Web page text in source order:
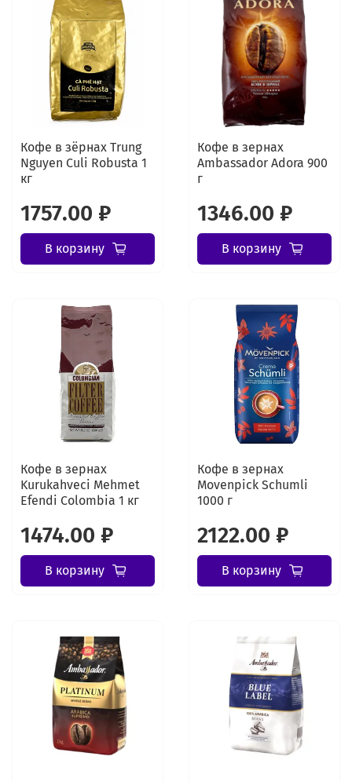
Кофе в зёрнах Trung
Nguyen Culi Robusta 1
кг
1757.00 ₽
В корзину
Кофе в зернах
Ambassador Adora 900
г
1346.00 ₽
В корзину
Кофе в зернах
Kurukahveci Mehmet
Efendi Colombia 1 кг
1474.00 ₽
В корзину
Кофе в зернах
Movenpick Schumli
1000 г
2122.00 ₽
В корзину